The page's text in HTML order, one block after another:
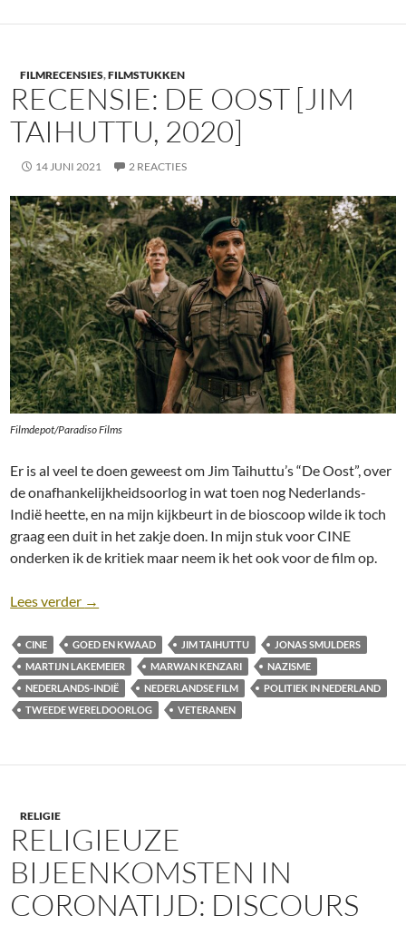
FILMRECENSIES,FILMSTUKKEN
RECENSIE: DE OOST [JIM
TAIHUTTU, 2020]
14 JUNI 2021 2 REACTIES
Filmdepot/Paradiso Films
Er is al veel te doen geweest om Jim Taihuttu’s “De Oost”, over
de onafhankelijkheidsoorlog in wat toen nog Nederlands-
Indië heette, en na mijn kijkbeurt in de bioscoop wilde ik toch
graag een duit in het zakje doen. In mijn stuk voor CINE
onderken ik de kritiek maar neem ik het ook voor de film op.
Lees verder Recensie: De Oost [Jim Taihuttu, 2020]
→
CINE GOED EN KWAAD JIM TAIHUTTU
JONAS SMULDERS
MARTIJN LAKEMEIER
MARWAN KENZARI
NAZISME
NEDERLANDS-INDIË
NEDERLANDSE FILM
POLITIEK IN NEDERLAND
TWEEDE WERELDOORLOG
VETERANEN
RELIGIE
RELIGIEUZE
BIJEENKOMSTEN IN
CORONATIJD: DISCOURS